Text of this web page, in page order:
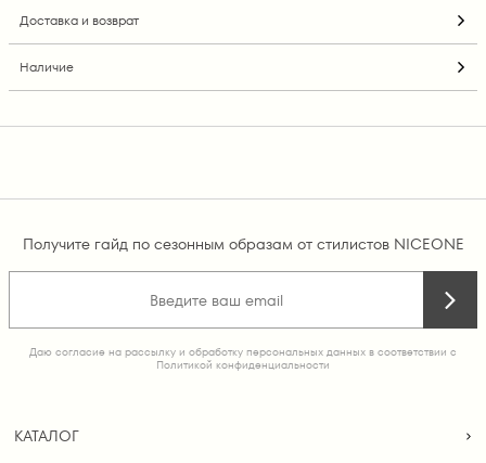
Доставка и возврат
Наличие
Получите гайд по сезонным образам от стилистов NICEONE
Даю согласие на рассылку и обработку персональных данных в соответствии с
Политикой конфиденциальности
КАТАЛОГ